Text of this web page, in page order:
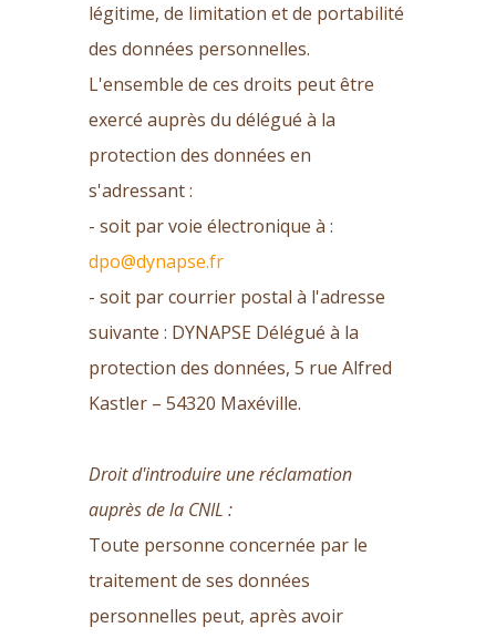
légitime, de limitation et de portabilité
des données personnelles.
L'ensemble de ces droits peut être
exercé auprès du délégué à la
protection des données en
s'adressant :
- soit par voie électronique à :
dpo@dynapse.fr
- soit par courrier postal à l'adresse
suivante : DYNAPSE Délégué à la
protection des données, 5 rue Alfred
Kastler – 54320 Maxéville.
Droit d'introduire une réclamation
auprès de la CNIL :
Toute personne concernée par le
traitement de ses données
personnelles peut, après avoir